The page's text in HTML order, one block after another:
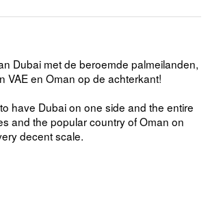
Dubai met de beroemde palmeilanden,
VAE en Oman op de achterkant!
have Dubai on one side and the entire
and the popular country of Oman on
decent scale.